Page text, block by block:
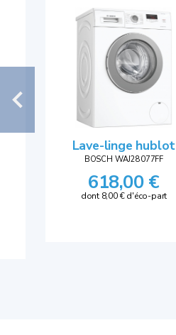
Lave-linge hublot
BOSCH WAJ28077FF
618,00 €
dont 8,00 € d'éco-part